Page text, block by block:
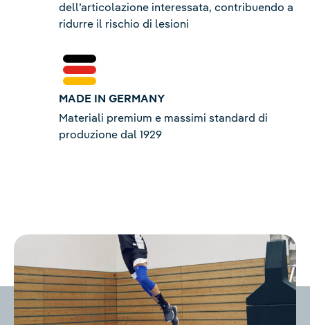
dell’articolazione interessata, contribuendo a
ridurre il rischio di lesioni
MADE IN GERMANY
Materiali premium e massimi standard di
produzione dal 1929